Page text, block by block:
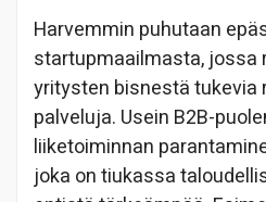
Harvemmin puhutaan
startupmaailmasta, jossa
yritysten bisnestä tukevia
palveluja. Usein B2B-
liiketoiminnan
joka on tiukassa